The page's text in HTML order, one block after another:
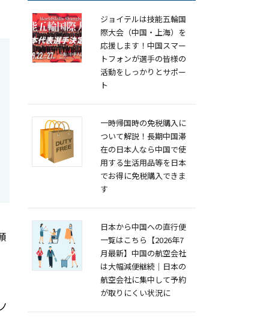
ジョイテルは技能五輪国
際大会（中国・上海）を
応援します！中国スマー
トフォンが選手の皆様の
活動をしっかりとサポー
ト
一時帰国時の免税購入に
ついて解説！長期中国滞
在の日本人なら中国で使
用する生活用品等を日本
でお得に免税購入できま
す
日本から中国への直行便
一覧はこちら【2026年7
月最新】中国の航空会社
は大幅減便継続｜日本の
航空会社に集中して予約
が取りにくい状況に